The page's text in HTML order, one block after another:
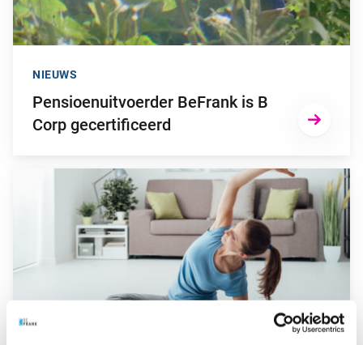
Pensioenuitvoerder BeFrank is B
Corp gecertificeerd
NIEUWS
Ga naar “Meer aandacht voor mentale gezondheid”